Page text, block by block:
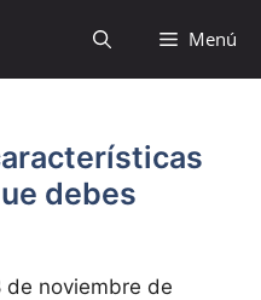
Menú
debes
de noviembre de